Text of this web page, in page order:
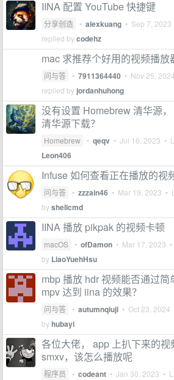
IINA 配置 YouTube 快捷键
分享创造 • alexkuang • Sep 7, 2023
replied bycodehz
mac 求推荐个好用的视频播放
问与答 • 7911364440 • Nov 25, 2024
replied by jordanhuhong
没有设置 Homebrew 清华源
清华源下载？
Homebrew • qeqv • Jul 16, 2023 •
Leon406
Infuse 如何查看正在播放的视
问与答 • zzzain46 • Mar 19, 2023 •
byshellcmd
IINA 播放 pikpak 的视频卡顿
macOS • ofDamon • Mar 17, 2023
by LiaoYuehHsu
mbp 播放 hdr 视频能否通过简
mpv 达到 iina 的效果？
问与答 • autumnqiuji • Oct 23, 2024
byhubayi
各位大佬， app 上扒下来的视
smxv，该怎么播放呢
程序员 • codeant • Jan 30, 2023 •